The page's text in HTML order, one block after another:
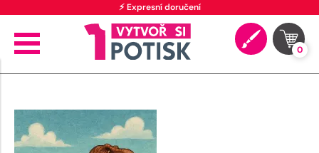
⚡ Expresní doručení
0